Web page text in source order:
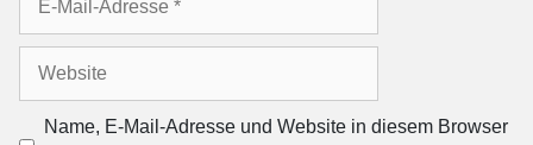
Adresse
Name, E-Mail-Adresse und Website in diesem Browser